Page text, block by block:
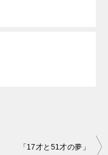
「17才と51才の夢」